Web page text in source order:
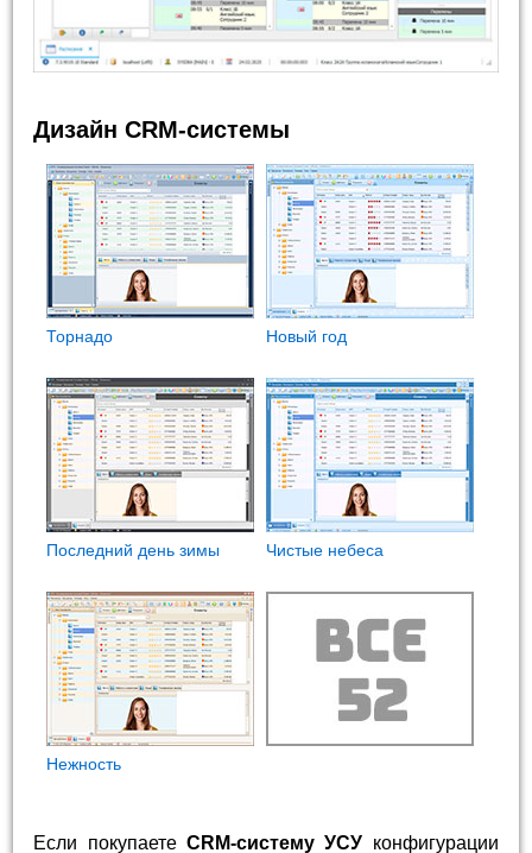
Дизайн CRM-системы
Торнадо Новый год
Последний день зимы Чистые небеса
Нежность
Если покупаете CRM-систему УСУ конфигурации